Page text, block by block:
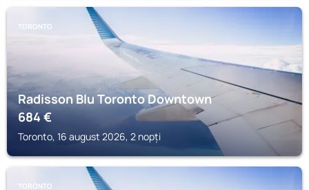
TORONTO
Radisson Blu Toronto Downtown
684€
Toronto, 16 august 2026, 2 nopți
TORONTO